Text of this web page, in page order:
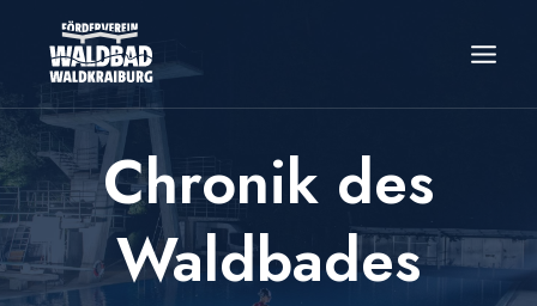
springen
Chronik des
Waldbades